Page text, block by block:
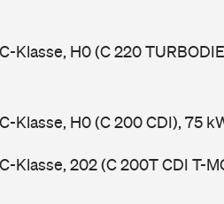
Klasse, H0 (C 220
Klasse, H0 (C 200 CDI), 75
Klasse, 202 (C 200T CDI T-